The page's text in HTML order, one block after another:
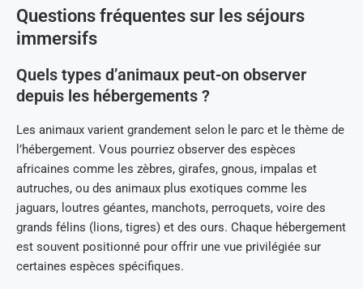
Questions fréquentes sur les séjours
immersifs
Quels types d’animaux peut-on observer
depuis les hébergements ?
Les animaux varient grandement selon le parc et le thème de
l’hébergement. Vous pourriez observer des espèces
africaines comme les zèbres, girafes, gnous, impalas et
autruches, ou des animaux plus exotiques comme les
jaguars, loutres géantes, manchots, perroquets, voire des
grands félins (lions, tigres) et des ours. Chaque hébergement
est souvent positionné pour offrir une vue privilégiée sur
certaines espèces spécifiques.